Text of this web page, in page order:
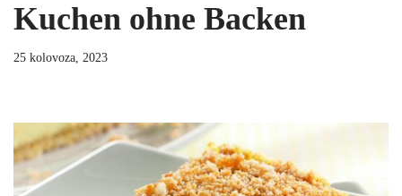
Kuchen ohne Backen
25 kolovoza, 2023